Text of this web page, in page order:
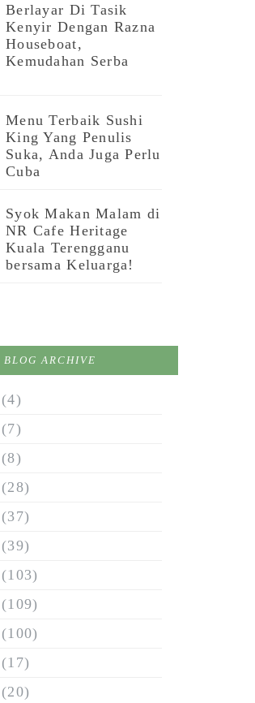
Berlayar Di Tasik
Kenyir Dengan Razna
Houseboat,
Kemudahan Serba
Menu Terbaik Sushi
King Yang Penulis
Suka, Anda Juga Perlu
Cuba
Syok Makan Malam di
NR Cafe Heritage
Kuala Terengganu
bersama Keluarga!
BLOG ARCHIVE
(4)
(7)
(8)
(28)
(37)
(39)
(103)
(109)
(100)
(17)
(20)